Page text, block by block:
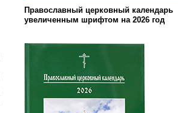
Православный церковный календарь
увеличенным шрифтом на 2026 год